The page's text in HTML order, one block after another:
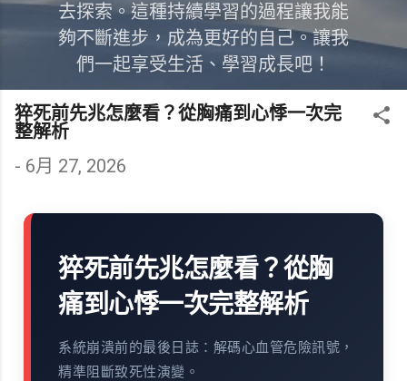
去探索。這種持續學習的過程讓我能
夠不斷進步，成為更好的自己。讓我
們一起享受生活、學習成長吧！
猝死前先兆怎麼看？從胸痛到心悸一次完
整解析
- 6月 27, 2026
猝死前先兆怎麼看？從胸
痛到心悸一次完整解析
系統崩潰前的最後日誌：解碼心血管危險訊號，
精準阻斷致死性演變。